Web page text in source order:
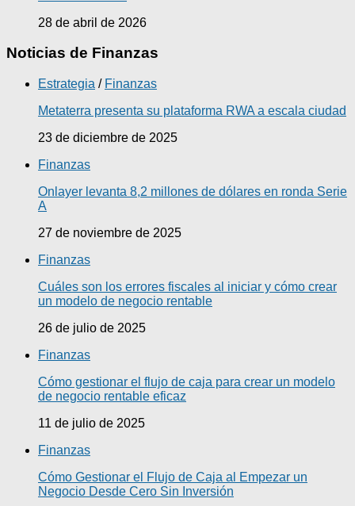
28 de abril de 2026
Noticias de Finanzas
Estrategia / Finanzas
Metaterra presenta su plataforma RWA a escala ciudad
23 de diciembre de 2025
Finanzas
Onlayer levanta 8,2 millones de dólares en ronda Serie
A
27 de noviembre de 2025
Finanzas
Cuáles son los errores fiscales al iniciar y cómo crear
un modelo de negocio rentable
26 de julio de 2025
Finanzas
Cómo gestionar el flujo de caja para crear un modelo
de negocio rentable eficaz
11 de julio de 2025
Finanzas
Cómo Gestionar el Flujo de Caja al Empezar un
Negocio Desde Cero Sin Inversión